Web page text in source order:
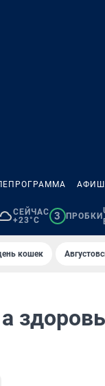
СЕЙЧАС
+23°C
3 ПРОБКИ
кошек